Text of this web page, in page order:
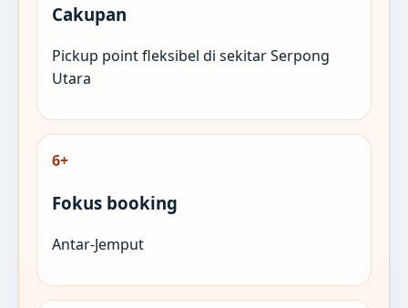
Cakupan
Pickup point fleksibel di sekitar Serpong
Utara
6+
Fokus booking
Antar-Jemput